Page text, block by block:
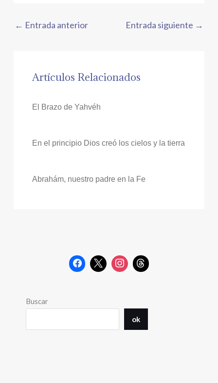
← Entrada anterior Entrada siguiente →
Artículos Relacionados
El Brazo de Yahvéh
En el principio Dios creó los cielos y la tierra
Abrahám, nuestro padre en la Fe
Buscar
ok